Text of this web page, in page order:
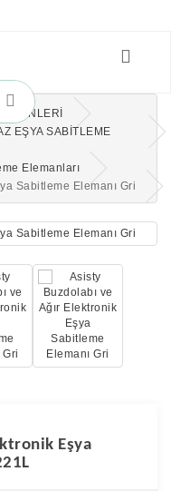
EŞYA SABİTLEME
Elemanları
Sabitleme Elemanı Gri
Eşya